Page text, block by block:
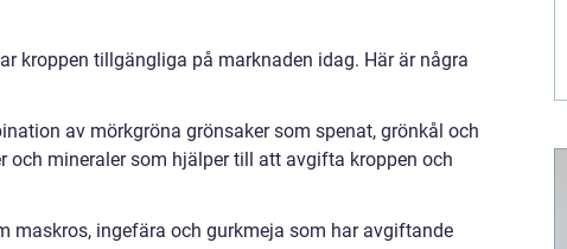
kroppen tillgängliga på marknaden idag. Här är några
av mörkgröna grönsaker som spenat, grönkål och
och mineraler som hjälper till att avgifta kroppen och
maskros, ingefära och gurkmeja som har avgiftande